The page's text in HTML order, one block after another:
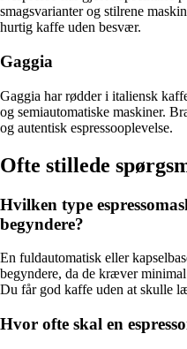
smagsvarianter og stilrene
hurtig kaffe uden besvær.
Gaggia
Gaggia har rødder i italiensk
og semiautomatiske maskiner.
og autentisk espressooplevelse.
Ofte stillede
Hvilken type
begyndere?
En fuldautomatisk eller
begyndere, da de kræver minimal
Du får god kaffe uden at skulle
Hvor ofte skal en